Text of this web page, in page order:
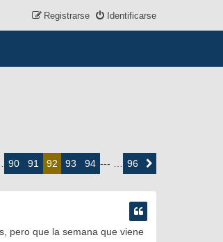
Identificarse
Registrarse
90 91 92 93 94 --- … 96
Siguiente
pero que la semana que viene